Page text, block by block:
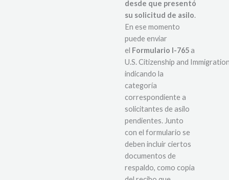
desde que presentó
su solicitud de asilo.
En ese momento
puede enviar
el Formulario I-765a
U.S. Citizenship and
indicando la
categoría
correspondiente a
solicitantes de asilo
pendientes. Junto
con el formulario se
deben incluir ciertos
documentos de
respaldo, como copia